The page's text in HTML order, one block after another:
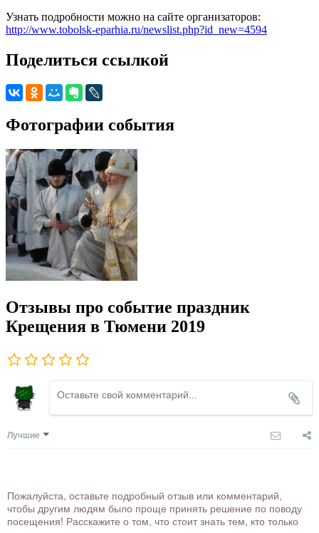
Узнать подробности можно на сайте организаторов:
http://www.tobolsk-eparhia.ru/newslist.php?id_new=4594
Поделиться ссылкой
Фотографии события
Отзывы про событие праздник
Крещения в Тюмени 2019
Лучшие
Пожалуйста, оставьте подробный отзыв или комментарий,
чтобы другим людям было проще принять решение по поводу
посещения! Расскажите о том, что стоит знать тем, кто только